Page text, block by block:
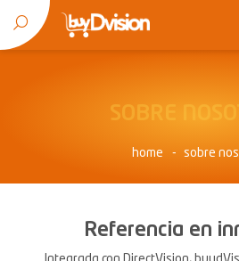
SOBRE
home sobre
Referencia en